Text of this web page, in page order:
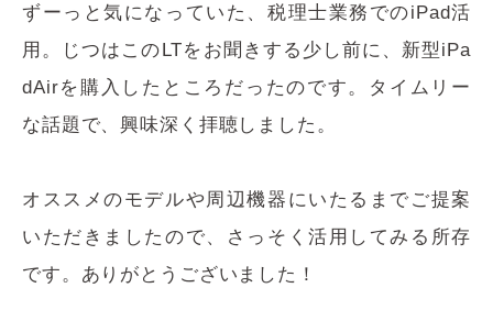
ずーっと気になっていた、税理士業務でのiPad活
用。じつはこのLTをお聞きする少し前に、新型iPa
dAirを購入したところだったのです。タイムリー
な話題で、興味深く拝聴しました。
オススメのモデルや周辺機器にいたるまでご提案
いただきましたので、さっそく活用してみる所存
です。ありがとうございました！